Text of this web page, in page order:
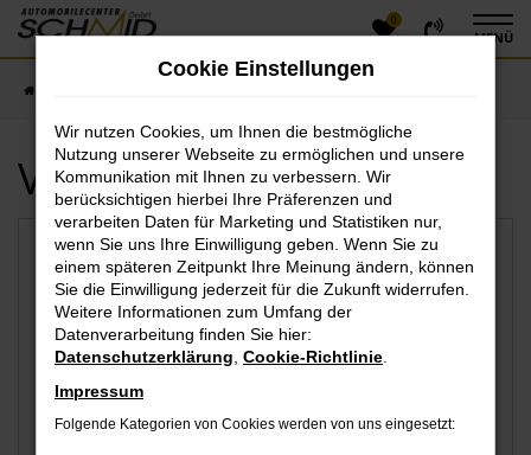
Zum
Hauptinhalt
0
MENÜ
Verfügbare Marken
Cookie Einstellungen
Wir nutzen Cookies, um Ihnen die bestmögliche
Nutzung unserer Webseite zu ermöglichen und unsere
Kommunikation mit Ihnen zu verbessern. Wir
berücksichtigen hierbei Ihre Präferenzen und
verarbeiten Daten für Marketing und Statistiken nur,
wenn Sie uns Ihre Einwilligung geben. Wenn Sie zu
einem späteren Zeitpunkt Ihre Meinung ändern, können
Sie die Einwilligung jederzeit für die Zukunft widerrufen.
Weitere Informationen zum Umfang der
Datenverarbeitung finden Sie hier:
Datenschutzerklärung Cookie-Richtlinie
Impressum
Folgende Kategorien von Cookies werden von uns eingesetzt: